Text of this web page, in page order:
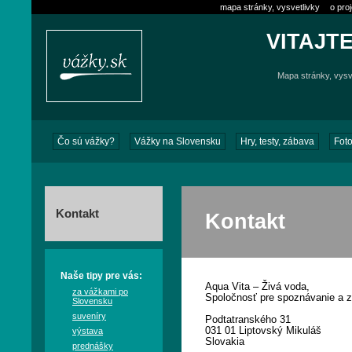
mapa stránky, vysvetlivky o
Mapa stránky,
Čo sú vážky? Vážky na Slovensku Hry, testy, zábava
Kontakt
Naše tipy pre vás:
za vážkami po
Slovensku
suveníry
výstava
prednášky
Kontakt
Aqua Vita – Živá voda,
Spoločnosť pre spoznávanie a
Podtatranského 31
031 01 Liptovský Mikuláš
Slovakia